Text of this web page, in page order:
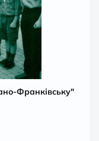
Франківську"